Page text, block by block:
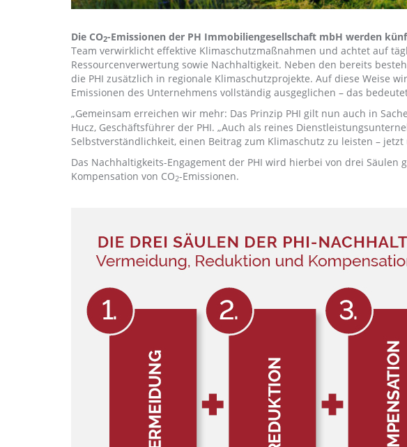
Die CO2-Emissionen der PH Immobiliengesellschaft mbH werden
Team verwirklicht effektive Klimaschutzmaßnahmen und achtet auf
Ressourcenverwertung sowie Nachhaltigkeit. Neben den bereits
die PHI zusätzlich in regionale Klimaschutzprojekte. Auf diese Weise
Emissionen des Unternehmens vollständig ausgeglichen – das
„Gemeinsam erreichen wir mehr: Das Prinzip PHI gilt nun auch in
Hucz, Geschäftsführer der PHI. „Auch als reines
Selbstverständlichkeit, einen Beitrag zum Klimaschutz zu leisten –
Das Nachhaltigkeits-Engagement der PHI wird hierbei von drei Säulen
Kompensation von CO2-Emissionen.